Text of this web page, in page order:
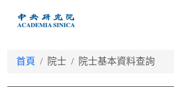
首頁 院士 院士基本資料查詢